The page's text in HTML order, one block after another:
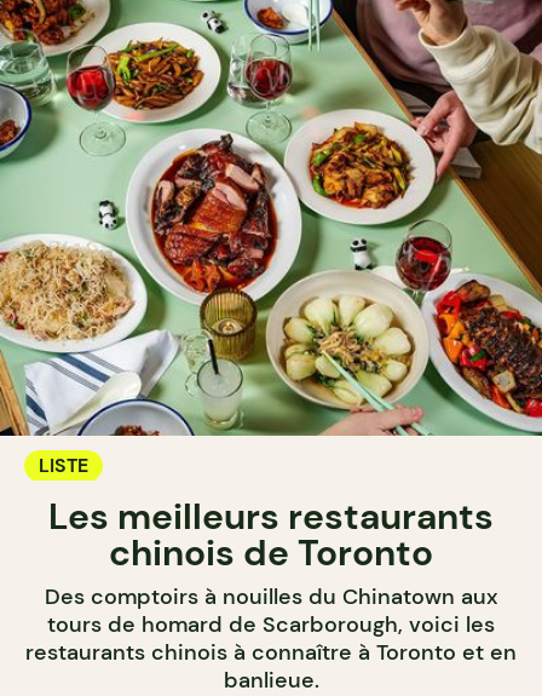
LISTE
Les meilleurs restaurants
chinois de Toronto
Des comptoirs à nouilles du Chinatown aux
tours de homard de Scarborough, voici les
restaurants chinois à connaître à Toronto et en
banlieue.